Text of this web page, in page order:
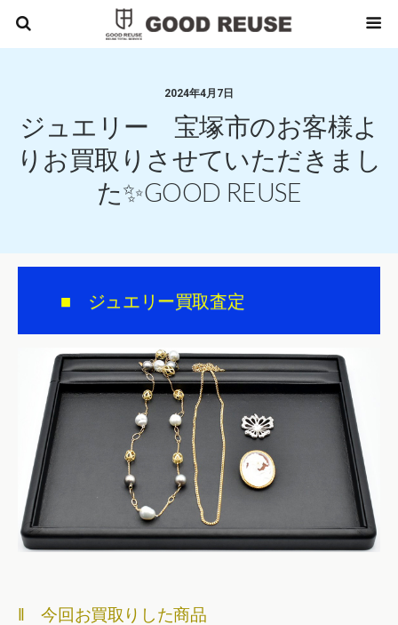
2024年4月7日
ジュエリー 宝塚市のお客様よ
りお買取りさせていただきまし
た✨GOOD REUSE
■ ジュエリー買取査定
‖ 今回お買取りした商品